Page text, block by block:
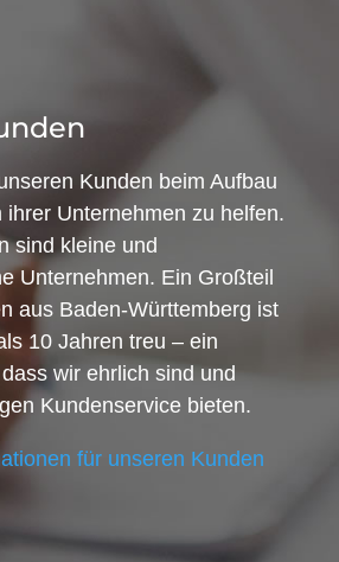
Kunden beim Aufbau
ihrer Unternehmen zu helfen.
sind kleine und
Unternehmen. Ein Großteil
aus Baden-Württemberg ist
10 Jahren treu – ein
wir ehrlich sind und
Kundenservice bieten.
für unseren Kunden